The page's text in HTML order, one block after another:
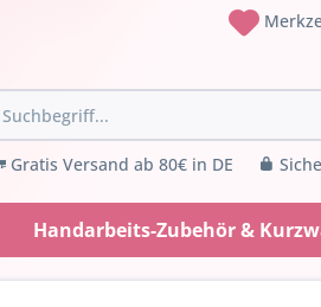
Gratis Versand ab 80€ in DE
Handarbeits-Zubehör &